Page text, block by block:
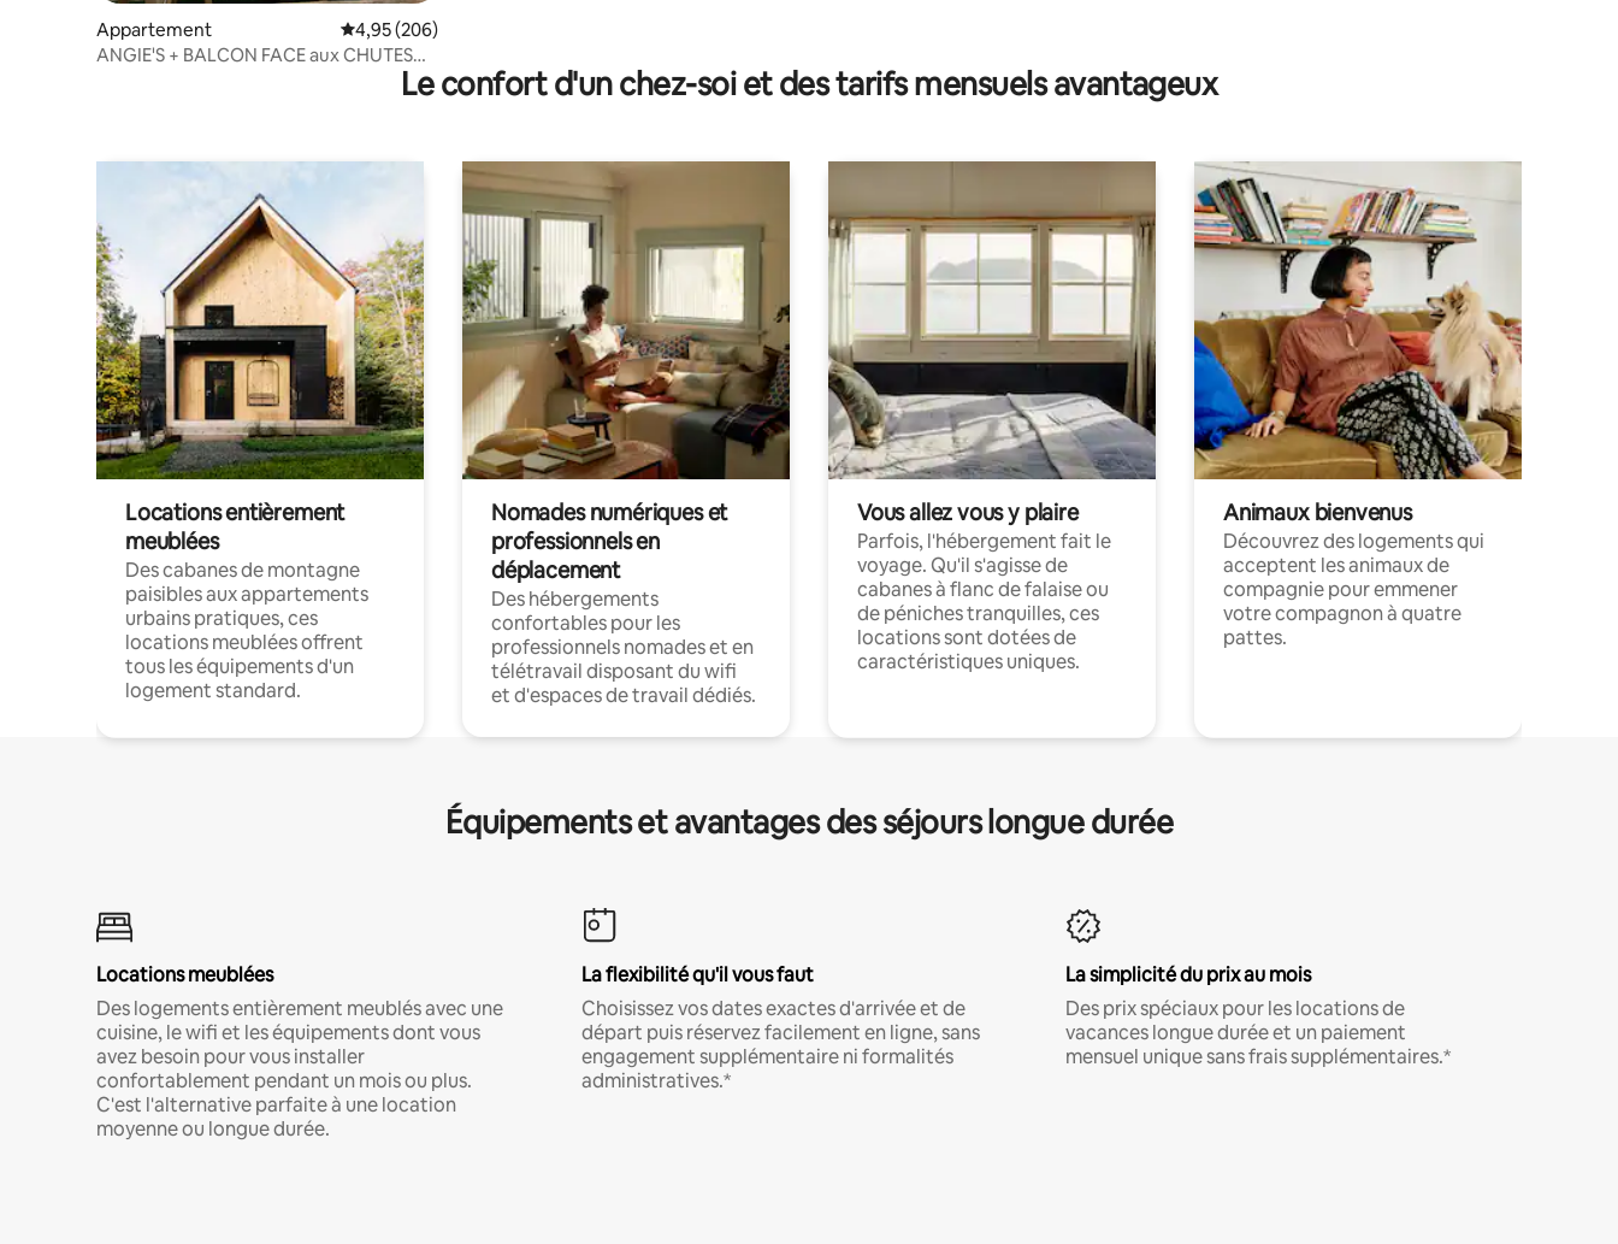
Appartement Évaluation moyenne sur la base de 206 commentaires : 4,95 sur 5
4,95 (206)
ANGIE'S + BALCON FACE aux CHUTES
Le confort d'un chez-soi et des tarifs mensuels avantageux
Locations entièrement
meublées
Des cabanes de montagne
paisibles aux appartements
urbains pratiques, ces
locations meublées offrent
tous les équipements d'un
logement standard.
Nomades numériques et
professionnels en
déplacement
Des hébergements
confortables pour les
professionnels nomades et en
télétravail disposant du wifi
et d'espaces de travail dédiés.
Vous allez vous y plaire
Parfois, l'hébergement fait le
voyage. Qu'il s'agisse de
cabanes à flanc de falaise ou
de péniches tranquilles, ces
locations sont dotées de
caractéristiques uniques.
Animaux bienvenus
Découvrez des logements qui
acceptent les animaux de
compagnie pour emmener
votre compagnon à quatre
pattes.
Équipements et avantages des séjours longue durée
Locations meublées
Des logements entièrement meublés avec une
cuisine, le wifi et les équipements dont vous
avez besoin pour vous installer
confortablement pendant un mois ou plus.
C'est l'alternative parfaite à une location
moyenne ou longue durée.
La flexibilité qu'il vous faut
Choisissez vos dates exactes d'arrivée et de
départ puis réservez facilement en ligne, sans
engagement supplémentaire ni formalités
administratives.*
La simplicité du prix au mois
Des prix spéciaux pour les locations de
vacances longue durée et un paiement
mensuel unique sans frais supplémentaires.*